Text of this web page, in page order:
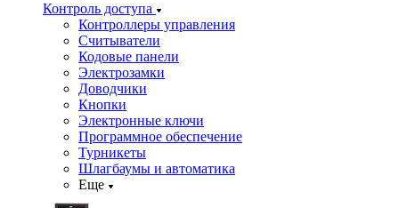
Контроль доступа
Контроллеры управления
Считыватели
Кодовые панели
Электрозамки
Доводчики
Кнопки
Электронные ключи
Программное обеспечение
Турникеты
Шлагбаумы и автоматика
Еще